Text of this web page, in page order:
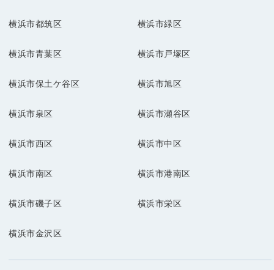
横浜市都筑区 横浜市緑区
横浜市青葉区 横浜市戸塚区
横浜市保土ケ谷区 横浜市旭区
横浜市泉区 横浜市瀬谷区
横浜市西区 横浜市中区
横浜市南区 横浜市港南区
横浜市磯子区 横浜市栄区
横浜市金沢区